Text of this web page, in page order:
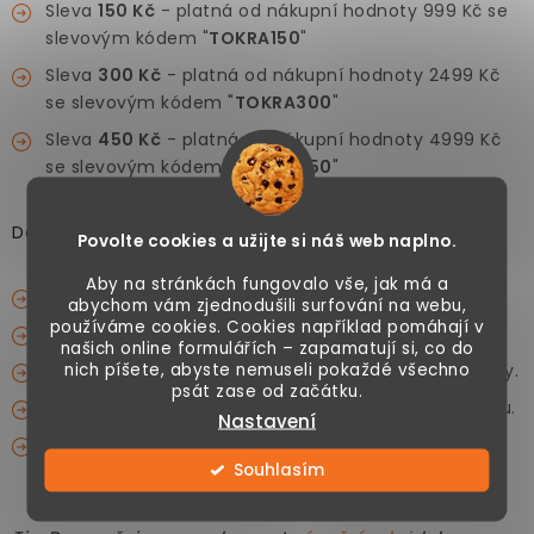
Povolte cookies a užijte si náš web naplno.
Aby na stránkách fungovalo vše, jak má a
abychom vám zjednodušili surfování na webu,
používáme cookies. Cookies například pomáhají v
našich online formulářích – zapamatují si, co do
nich píšete, abyste nemuseli pokaždé všechno
psát zase od začátku.
Nastavení
Souhlasím
Sleva 150 Kč - platná od nákupní hodnoty 999 Kč se
slevovým kódem "TOKRA150"
Sleva 300 Kč - platná od nákupní hodnoty 2499 Kč
se slevovým kódem "TOKRA300"
Sleva 450 Kč - platná od nákupní hodnoty 4999 Kč
se slevovým kódem "TOKRA450"
Další podmínky:
Slevový kód uplatníte v nákupním košíku.
Nákupní hodnota může být složena z více položek.
Výše slevy nelze kombinovat s jinými slevovými kódy.
Slevu můžete uplatnit i na akční zboží s akční cenou.
Akce je platná a slevové kódy lze uplatnit pouze v
25.11. až 2.12.2022